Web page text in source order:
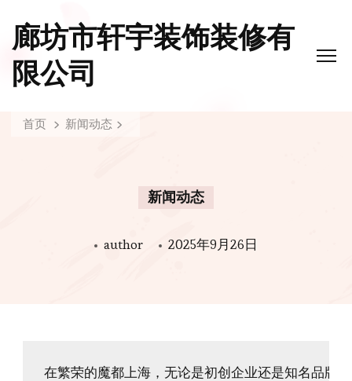
廊坊市轩宇装饰装修有
限公司
首页 新闻动态
新闻动态
author 2025年9月26日
在繁荣的魔都上海，无论是初创企业还是知名品牌